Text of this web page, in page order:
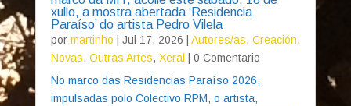
xullo, a mostra abertada ‘Residencia
Paraíso’ do artista Pedro Vilela
por martinho Jul 17, 2026 Autores/as, Creación,
Novas, Outras Artes, Xeral
| 0 Comentario
No marco das Residencias Paraíso 2026,
impulsadas polo Colectivo RPM, o artista,